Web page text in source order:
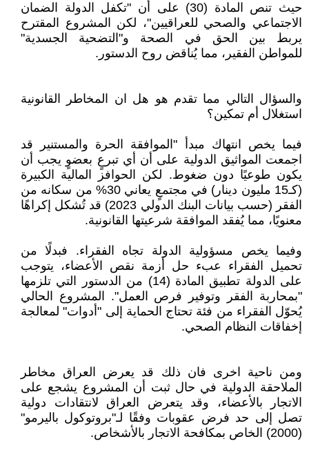
حيث تنص المادة (30) على أن "تكفل الدولة الضمان
الاجتماعي والصحي للعراقيين"، لكن المشروع المقترح
يربط بين الحق في الصحة و"التضحية الجسدية"
للمواطن الفقير، مما يُناقض روح الدستور.
والسؤال التالي مما تقدم هو هل ان المخاطر القانونية
استغلال أم تمكين؟
فيما يخص انتهاك مبدأ "الموافقة الحرة والمستنير قد
اجمعت المواثيق الدولية على أن أي تبرعٍ بعضوٍ يجب أن
يكون طوعيًا دون ضغوط. لكن الحوافز المالية الكبيرة
(كـ15 مليون دينار) في مجتمعٍ يعاني 30% من سكانه من
الفقر (حسب بيانات البنك الدولي 2023) قد تُشكل إكراهًا
معنويًا، مما يُفقد الموافقة شرعيتها القانونية.
وفيما يخص مسؤولية الدولة تجاه الفقراء. فبدلًا من
تحميل الفقراء عبء حل أزمة نقص الأعضاء، يتوجب
على الدولة تطبيق المادة (14) من الدستور التي تلزمها
"بمحاربة الفقر وتوفير فرص العمل". المشروع الحالي
يُحوّل الفقراء من فئة تحتاج الحماية إلى "أدوات" لمعالجة
إخفاقات النظام الصحي.
ومن ناحية اخرى فان ذلك قد يعرض العراق مخاطر
الملاحقة الدولية في حال ثبت أن المشروع يشجع على
الاتجار بالأعضاء، وقد يتعرض العراق لانتقادات دولية
تصل إلى حد فرض عقوبات وفقًا لـ"بروتوكول باليرمو"
(2000) الخاص بمكافحة الاتجار بالأشخاص.